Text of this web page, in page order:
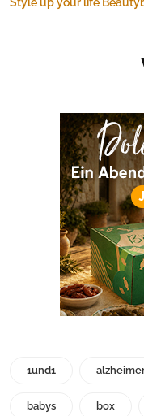
Style up your life
1und1
babys box